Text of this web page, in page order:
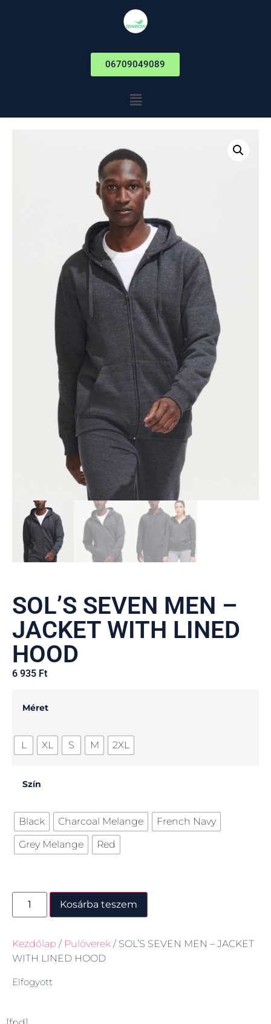
06709049089
SOL’S SEVEN MEN –
JACKET WITH LINED
HOOD
6 935 Ft
Méret
L XL S M 2XL
Szín
Black Charcoal Melange
French Navy
Grey Melange
Red
Kosárba teszem
Kezdőlap / Pulóverek / SOL’S SEVEN MEN – JACKET
WITH LINED HOOD
Elfogyott